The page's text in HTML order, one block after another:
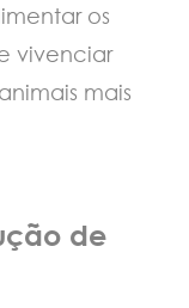
os
vivenciar
mais
de